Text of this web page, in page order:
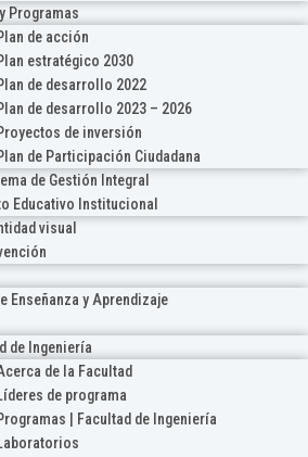
Programas
de acción
estratégico 2030
de desarrollo 2022
de desarrollo 2023 – 2026
de inversión
de Participación Ciudadana
de Gestión Integral
Educativo Institucional
visual
Enseñanza y Aprendizaje
de Ingeniería
de la Facultad
de programa
| Facultad de Ingeniería